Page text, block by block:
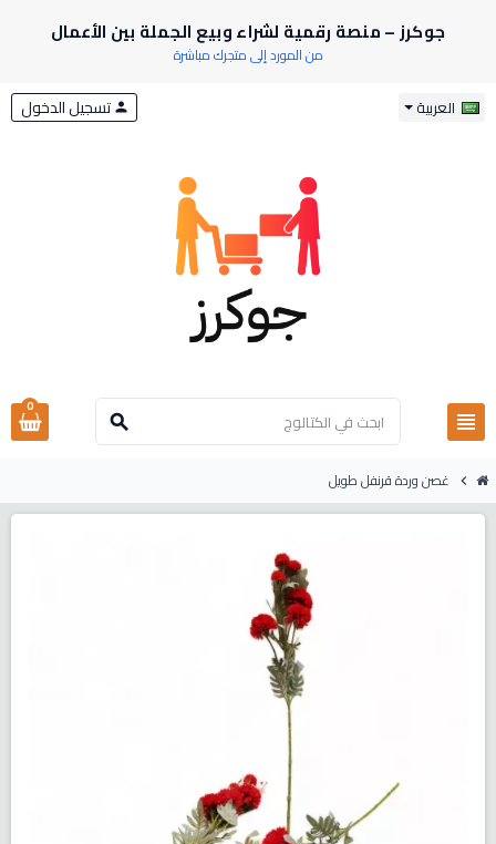
جوكرز – منصة رقمية لشراء وبيع الجملة بين الأعمال
من المورد إلى متجرك مباشرة
العربية
view_headline
search
person تسجيل الدخول
0
chevron_right غصن وردة قرنفل طويل